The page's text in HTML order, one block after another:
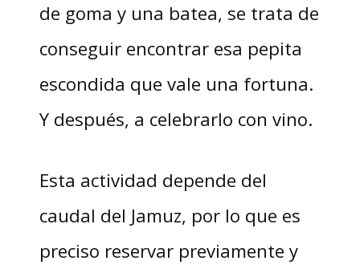
de goma y una batea, se trata de
conseguir encontrar esa pepita
escondida que vale una fortuna.
Y después, a celebrarlo con vino.
Esta actividad depende del
caudal del Jamuz, por lo que es
preciso reservar previamente y